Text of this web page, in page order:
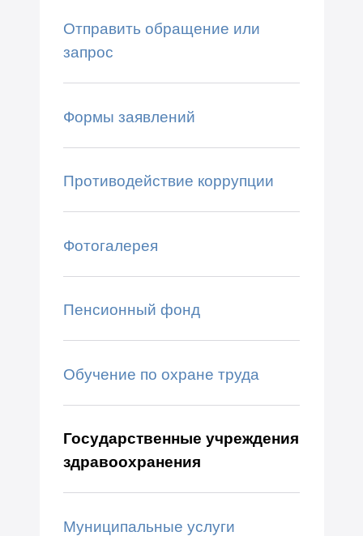
Отправить обращение или
запрос
Формы заявлений
Противодействие коррупции
Фотогалерея
Пенсионный фонд
Обучение по охране труда
Государственные учреждения
здравоохранения
Муниципальные услуги